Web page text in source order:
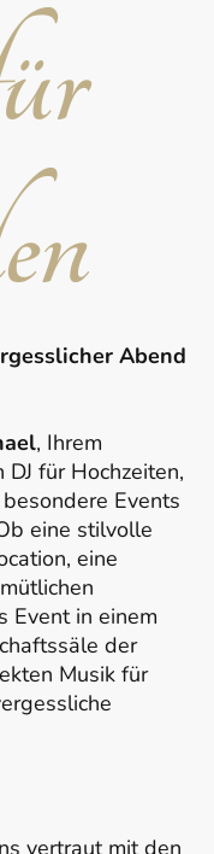
Abend
, Ihrem
für Hochzeiten,
Events
eine stilvolle
eine
Event in einem
der
Musik für
vertraut mit den